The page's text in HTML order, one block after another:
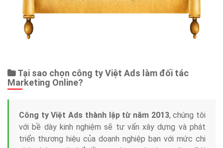
Tại sao chọn công ty Việt Ads làm đối tác
Marketing Online?
Công ty Việt Ads thành lập từ năm 2013, chúng tôi
với bề dày kinh nghiệm sẽ tư vấn xây dựng và phát
triển thương hiệu của doanh nghiệp bạn với mức chi